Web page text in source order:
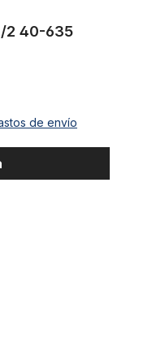
2 40-635
de envío